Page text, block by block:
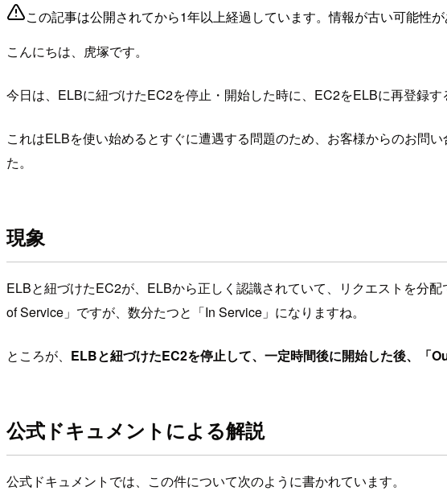
この記事は公開されてから1年以上経過しています。情報が古い可能性が
こんにちは、虎塚です。
今日は、ELBに紐づけたEC2を停止・開始した時に、EC2をELBに再登録す
これはELBを使い始めるとすぐに遭遇する問題のため、お客様からのお問
た。
現象
ELBと紐づけたEC2が、ELBから正しく認識されていて、リクエストを分
of Service」ですが、数分たつと「In Service」になりますね。
ところが、 ELBと紐づけたEC2を停止して、一定時間後に開始した後、「
公式ドキュメントによる解説
公式ドキュメントでは、この件について次のように書かれています。